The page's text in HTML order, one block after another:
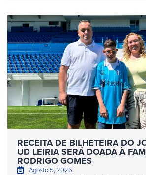
RECEITA DE BILHETEIRA DO
UD LEIRIA SERÁ DOADA À
RODRIGO GOMES
Agosto 5, 2026